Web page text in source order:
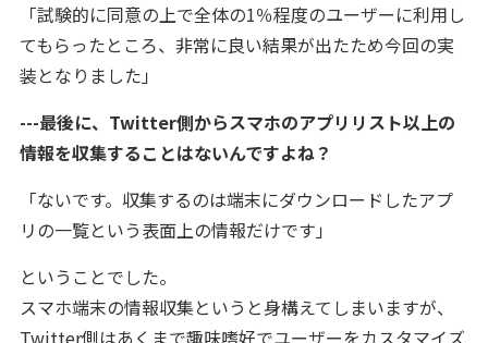
「試験的に同意の上で全体の1％程度のユーザーに利用し
てもらったところ、非常に良い結果が出たため今回の実
装となりました」
---最後に、Twitter側からスマホのアプリリスト以上の
情報を収集することはないんですよね？
「ないです。収集するのは端末にダウンロードしたアプ
リの一覧という表面上の情報だけです」
ということでした。
スマホ端末の情報収集というと身構えてしまいますが、
Twitter側はあくまで趣味嗜好でユーザーをカスタマイズ